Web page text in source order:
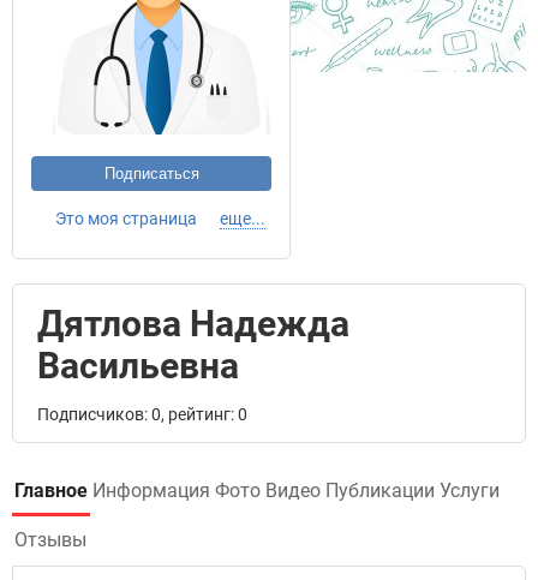
Подписаться
Это моя страница еще...
Дятлова Надежда
Васильевна
Подписчиков: 0, рейтинг: 0
Главное Информация Фото Видео Публикации Услуги
Отзывы